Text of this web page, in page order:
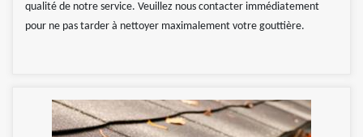
qualité de notre service. Veuillez nous contacter immédiatement
pour ne pas tarder à nettoyer maximalement votre gouttière.